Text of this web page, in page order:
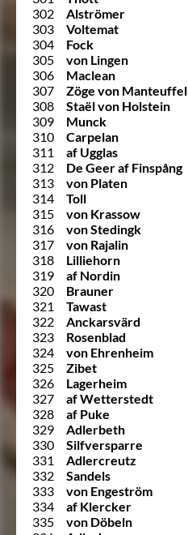
302
Alströmer
303
Voltemat
304
Fock
305
von Lingen
306
Maclean
307
Zöge von Manteuffel
308
Staël von Holstein
309
Munck
310
Carpelan
311
af Ugglas
312
De Geer af Finspång
313
von Platen
314
Toll
315
von Krassow
316
von Stedingk
317
von Rajalin
318
Lilliehorn
319
af Nordin
320
Brauner
321
Tawast
322
Anckarsvärd
323
Rosenblad
324
von Ehrenheim
325
Zibet
326
Lagerheim
327
af Wetterstedt
328
af Puke
329
Adlerbeth
330
Silfversparre
331
Adlercreutz
332
Sandels
333
von Engeström
334
af Klercker
335
von Döbeln